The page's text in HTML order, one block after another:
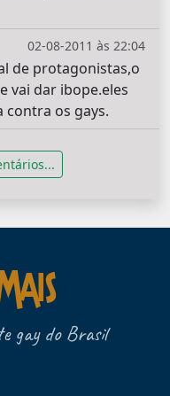
02-08-2011 às 22:04
de protagonistas,o
vai dar ibope.eles
contra os gays.
gay do Brasil